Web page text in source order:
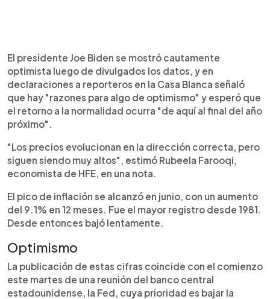
El presidente Joe Biden se mostró cautamente
optimista luego de divulgados los datos, y en
declaraciones a reporteros en la Casa Blanca señaló
que hay "razones para algo de optimismo" y esperó que
el retorno a la normalidad ocurra "de aquí al final del año
próximo".
"Los precios evolucionan en la dirección correcta, pero
siguen siendo muy altos", estimó Rubeela Farooqi,
economista de HFE, en una nota.
El pico de inflación se alcanzó en junio, con un aumento
del 9.1% en 12 meses. Fue el mayor registro desde 1981.
Desde entonces bajó lentamente.
Optimismo
La publicación de estas cifras coincide con el comienzo
este martes de una reunión del banco central
estadounidense, la Fed, cuya prioridad es bajar la